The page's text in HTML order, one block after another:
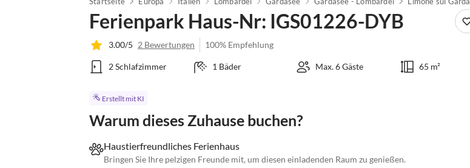
Ferienpark Haus-Nr: IGS01226-DYB
3.00/5 2 Bewertungen 100% Empfehlung
2 Schlafzimmer 1 Bäder Max. 6 Gäste 65 m²
Erstellt mit KI
Warum dieses Zuhause buchen?
Haustierfreundliches Ferienhaus
Bringen Sie Ihre pelzigen Freunde mit, um diesen einladenden Raum zu genießen.